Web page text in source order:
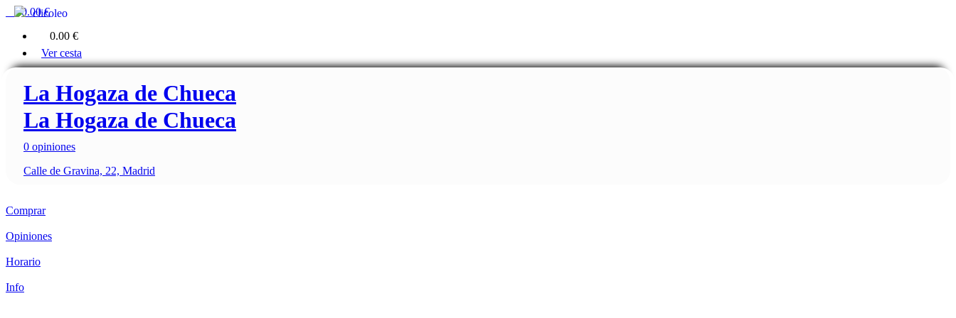
0.00 €
clicoleo
0.00 €
Ver cesta
La Hogaza de Chueca
La Hogaza de Chueca
0 opiniones
Calle de Gravina, 22, Madrid
Comprar
Opiniones
Horario
Info